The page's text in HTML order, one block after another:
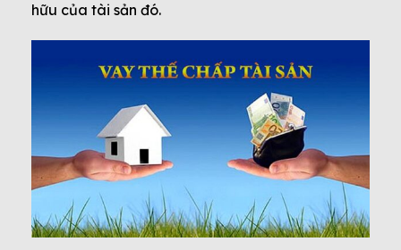
hữu của tài sản đó.